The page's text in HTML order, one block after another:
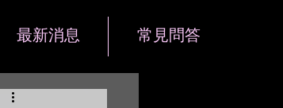
最新消息 常見問答